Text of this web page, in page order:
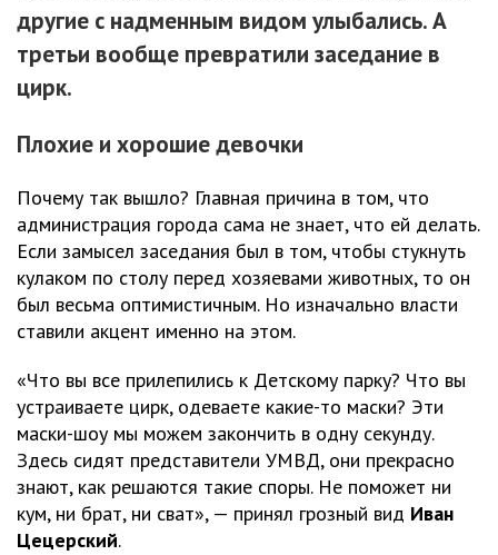
другие с надменным видом улыбались. А
третьи вообще превратили заседание в
цирк.
Плохие и хорошие девочки
Почему так вышло? Главная причина в том, что
администрация города сама не знает, что ей делать.
Если замысел заседания был в том, чтобы стукнуть
кулаком по столу перед хозяевами животных, то он
был весьма оптимистичным. Но изначально власти
ставили акцент именно на этом.
«Что вы все прилепились к Детскому парку? Что вы
устраиваете цирк, одеваете какие-то маски? Эти
маски-шоу мы можем закончить в одну секунду.
Здесь сидят представители УМВД, они прекрасно
знают, как решаются такие споры. Не поможет ни
кум, ни брат, ни сват», — принял грозный вид Иван
Цецерский.